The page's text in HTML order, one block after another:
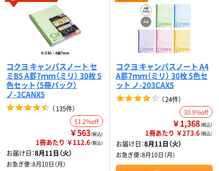
コクヨ キャンパスノート セ
ミB5 A罫7ｍｍ（ミリ） 30枚 5
色セット（5冊パック）
ノ-3CANX5
（135件）
51.2%off
￥563（税込）
1冊あたり ￥112.6（税込）
お届け日：8月11日（火）
お急ぎ便：8月10日（月）
コクヨ キャンパスノート A4
A罫7ｍｍ（ミリ） 30枚 5色セ
ット ノ-203CAX5
（24件）
30.9%off
￥1,368（税込）
1冊あたり ￥273.6（税込）
お届け日：8月11日（火）
お急ぎ便：8月10日（月）